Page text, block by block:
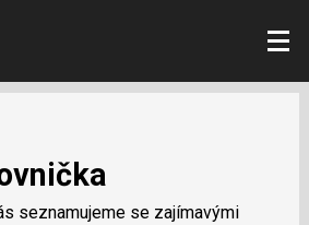
seznamujeme se zajímavými